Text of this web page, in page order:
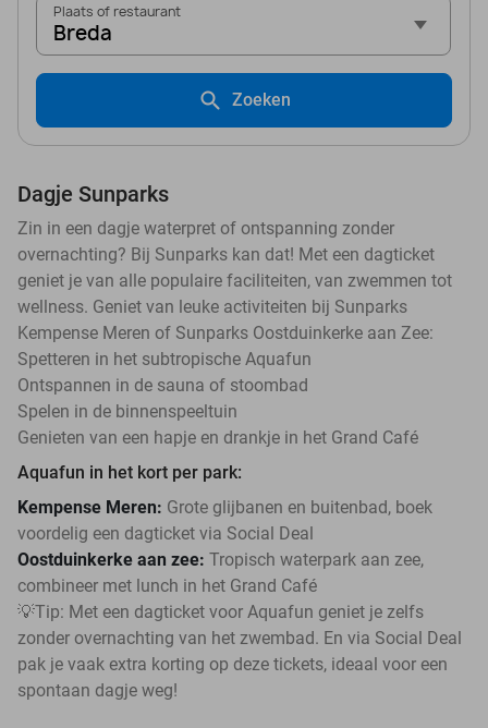
Plaats of restaurant
Breda
Zoeken
Dagje Sunparks
Zin in een dagje waterpret of ontspanning zonder
overnachting? Bij Sunparks kan dat! Met een dagticket
geniet je van alle populaire faciliteiten, van zwemmen tot
wellness. Geniet van leuke activiteiten bij Sunparks
Kempense Meren of Sunparks Oostduinkerke aan Zee:
Spetteren in het subtropische Aquafun
Ontspannen in de sauna of stoombad
Spelen in de binnenspeeltuin
Genieten van een hapje en drankje in het Grand Café
Aquafun in het kort per park:
Kempense Meren: Grote glijbanen en buitenbad, boek
voordelig een dagticket via Social Deal
Oostduinkerke aan zee: Tropisch waterpark aan zee,
combineer met lunch in het Grand Café
💡Tip: Met een dagticket voor Aquafun geniet je zelfs
zonder overnachting van het zwembad. En via Social Deal
pak je vaak extra korting op deze tickets, ideaal voor een
spontaan dagje weg!